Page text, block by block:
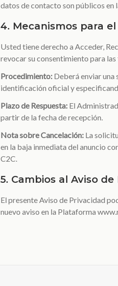
datos de contacto son públicos en
4. Mecanismos para
Usted tiene derecho a Acceder,
revocar su consentimiento para
Procedimiento: Deberá enviar
identificación oficial y
Plazo de Respuesta: El
partir de la fecha de recepción.
Nota sobre Cancelación: La
en la baja inmediata del anuncio
C2C.
5. Cambios al Aviso
El presente Aviso de Privacidad
nuevo aviso en la Plataforma